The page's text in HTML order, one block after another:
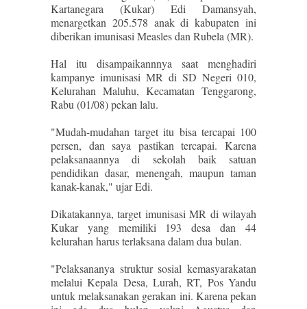
Kartanegara (Kukar) Edi Damansyah,
menargetkan 205.578 anak di kabupaten ini
diberikan imunisasi Measles dan Rubela (MR).
Hal itu disampaikannnya saat menghadiri
kampanye imunisasi MR di SD Negeri 010,
Kelurahan Maluhu, Kecamatan Tenggarong,
Rabu (01/08) pekan lalu.
"Mudah-mudahan target itu bisa tercapai 100
persen, dan saya pastikan tercapai. Karena
pelaksanaannya di sekolah baik satuan
pendidikan dasar, menengah, maupun taman
kanak-kanak," ujar Edi.
Dikatakannya, target imunisasi MR di wilayah
Kukar yang memiliki 193 desa dan 44
kelurahan harus terlaksana dalam dua bulan.
"Pelaksananya struktur sosial kemasyarakatan
melalui Kepala Desa, Lurah, RT, Pos Yandu
untuk melaksanakan gerakan ini. Karena pekan